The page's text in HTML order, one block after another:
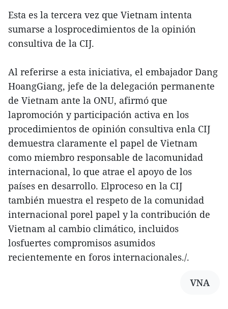
Esta es la tercera vez que Vietnam intenta
sumarse a losprocedimientos de la opinión
consultiva de la CIJ.
Al referirse a esta iniciativa, el embajador Dang
HoangGiang, jefe de la delegación permanente
de Vietnam ante la ONU, afirmó que
lapromoción y participación activa en los
procedimientos de opinión consultiva enla CIJ
demuestra claramente el papel de Vietnam
como miembro responsable de lacomunidad
internacional, lo que atrae el apoyo de los
países en desarrollo. Elproceso en la CIJ
también muestra el respeto de la comunidad
internacional porel papel y la contribución de
Vietnam al cambio climático, incluidos
losfuertes compromisos asumidos
recientemente en foros internacionales./.
VNA